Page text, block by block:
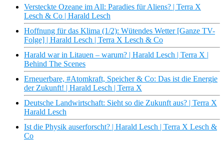
Versteckte Ozeane im All: Paradies für Aliens? | Terra X
Lesch & Co | Harald Lesch
Hoffnung für das Klima (1/2): Wütendes Wetter [Ganze TV-
Folge] | Harald Lesch | Terra X Lesch & Co
Harald war in Litauen – warum? | Harald Lesch | Terra X |
Behind The Scenes
Erneuerbare, #Atomkraft, Speicher & Co: Das ist die Energie
der Zukunft! | Harald Lesch | Terra X
Deutsche Landwirtschaft: Sieht so die Zukunft aus? | Terra X
Harald Lesch
Ist die Physik auserforscht? | Harald Lesch | Terra X Lesch &
Co